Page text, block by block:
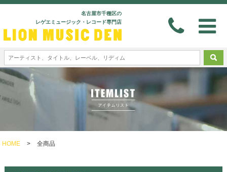
名古屋市千種区の
レゲエミュージック・レコード専門店
HOME > 全商品